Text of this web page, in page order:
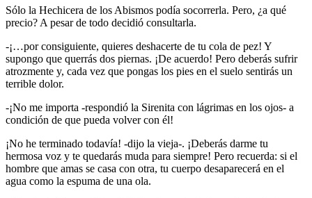
Sólo la Hechicera de los Abismos podía socorrerla. Pero, ¿a qué
precio? A pesar de todo decidió consultarla.
-¡…por consiguiente, quieres deshacerte de tu cola de pez! Y
supongo que querrás dos piernas. ¡De acuerdo! Pero deberás sufrir
atrozmente y, cada vez que pongas los pies en el suelo sentirás un
terrible dolor.
-¡No me importa -respondió la Sirenita con lágrimas en los ojos- a
condición de que pueda volver con él!
¡No he terminado todavía! -dijo la vieja-. ¡Deberás darme tu
hermosa voz y te quedarás muda para siempre! Pero recuerda: si el
hombre que amas se casa con otra, tu cuerpo desaparecerá en el
agua como la espuma de una ola.